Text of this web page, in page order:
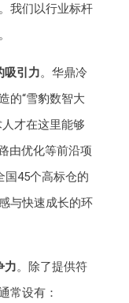
我们以行业标杆
吸引力。华鼎冷
的“雪豹数智大
才在这里能够
由优化等前沿项
国45个高标仓的
与快速成长的环
力。除了提供符
常设有：